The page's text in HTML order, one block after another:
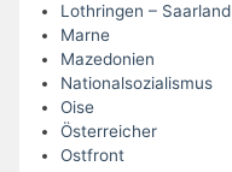
Lothringen – Saarland
Marne
Mazedonien
Nationalsozialismus
Oise
Österreicher
Ostfront